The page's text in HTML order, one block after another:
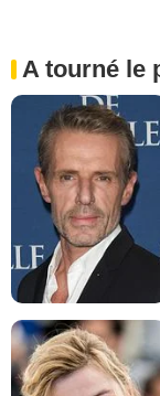
A tourné le